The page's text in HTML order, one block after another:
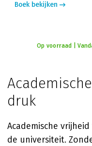
Boek bekijken
Op voorraad |
druk
Academische
de universiteit.